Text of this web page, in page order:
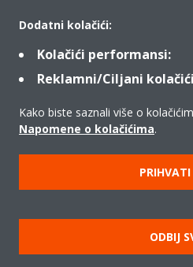
Rješenja
Kontakt
Pravna napomena
Pravilnik o zaštiti privatnosti
Dodatni kolačići:
Kolačići performansi:
Reklamni/Ciljani
Kako biste saznali više o
Napomene o kolačićima.
PRIHVATI
ODBIJ